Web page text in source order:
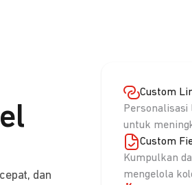
dan
Custom
Personalisasi
untuk
Custom
Kumpulkan
mengelola